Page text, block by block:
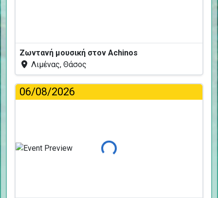
Ζωντανή μουσική στον Achinos
Λιμένας, Θάσος
06/08/2026
Φόρτωση...